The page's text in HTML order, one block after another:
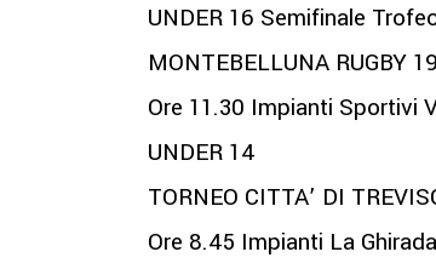
UNDER 16 Semifinale
MONTEBELLUNA RUGBY
Ore 11.30 Impianti Sportivi
UNDER 14
TORNEO CITTA’ DI
Ore 8.45 Impianti La